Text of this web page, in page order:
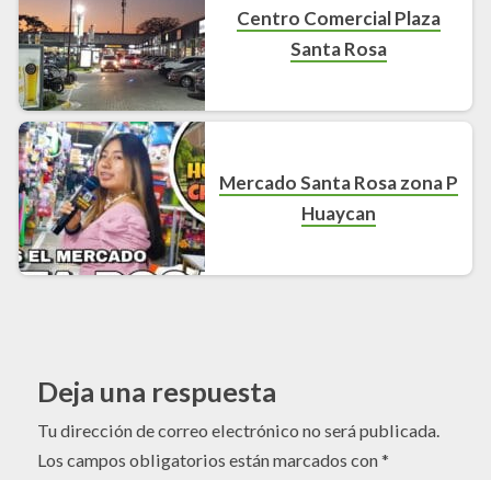
Centro Comercial Plaza
Santa Rosa
Mercado Santa Rosa zona P
Huaycan
Deja una respuesta
Tu dirección de correo electrónico no será publicada.
Los campos obligatorios están marcados con*